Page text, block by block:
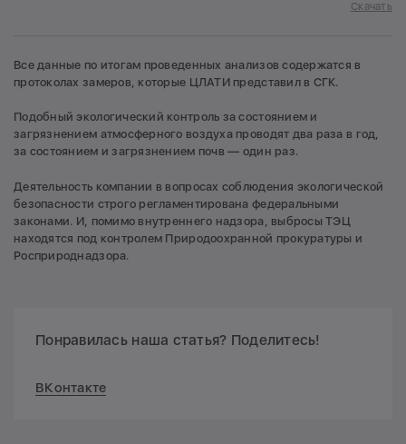
Скачать
Все данные по итогам проведенных анализов содержатся в
протоколах замеров, которые ЦЛАТИ представил в СГК.
Подобный экологический контроль за состоянием и
загрязнением атмосферного воздуха проводят два раза в год,
за состоянием и загрязнением почв — один раз.
Деятельность компании в вопросах соблюдения экологической
безопасности строго регламентирована федеральными
законами. И, помимо внутреннего надзора, выбросы ТЭЦ
находятся под контролем Природоохранной прокуратуры и
Росприроднадзора.
Понравилась наша статья? Поделитесь!
ВКонтакте